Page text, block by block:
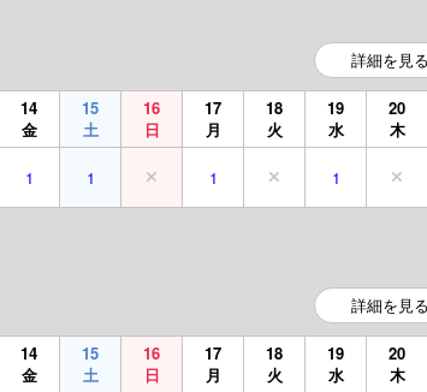
詳細を見る
14
金
15
土
16
日
17
月
18
火
19
水
20
木
1 1 1 1
詳細を見る
14
金
15
土
16
日
17
月
18
火
19
水
20
木